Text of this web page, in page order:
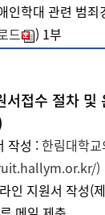
인학대 관련 범죄
드
) 1부
서접수 절차 및
작성 : 한림대학교
)
인 지원서 작성(